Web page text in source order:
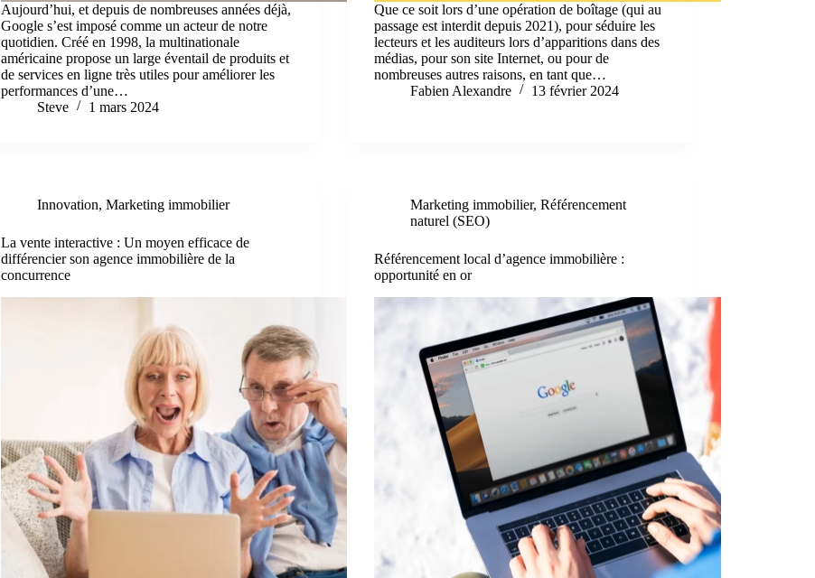
Aujourd’hui, et depuis de nombreuses années déjà,
Google s’est imposé comme un acteur de notre
quotidien. Créé en 1998, la multinationale
américaine propose un large éventail de produits et
de services en ligne très utiles pour améliorer les
performances d’une…
Steve
1 mars 2024
Que ce soit lors d’une opération de boîtage (qui au
passage est interdit depuis 2021), pour séduire les
lecteurs et les auditeurs lors d’apparitions dans des
médias, pour son site Internet, ou pour de
nombreuses autres raisons, en tant que…
Fabien Alexandre
13 février 2024
Innovation,Marketing immobilier
La vente interactive : Un moyen efficace de
différencier son agence immobilière de la
concurrence
Marketing immobilier,Référencement
naturel (SEO)
Référencement local d’agence immobilière :
opportunité en or